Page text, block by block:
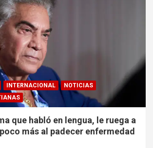
INTERNACIONAL
NOTICIAS
que habló en lengua, le ruega a
más al padecer enfermedad